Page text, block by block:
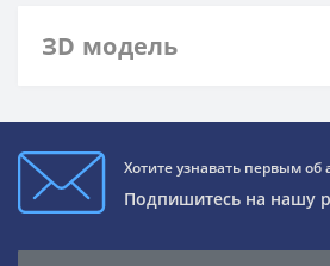
ЗD модель
Хотите узнавать первым об
Подпишитесь на нашу